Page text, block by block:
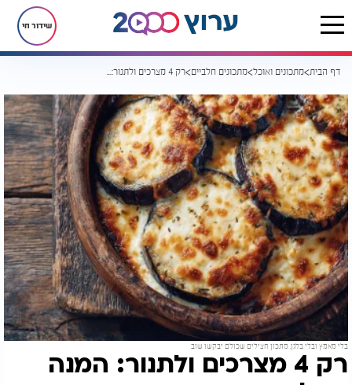
שידור חי
דף הבית מתכונים ואוכל מתכונים חלביים רק 4 מצרכים ולתנור: המנה החלבית שתגרוף מחמאות
בלי מאמץ ובלי בלגן, מתכון חצילים שכולם יבקשו שוב
רק 4 מצרכים ולתנור: המנה